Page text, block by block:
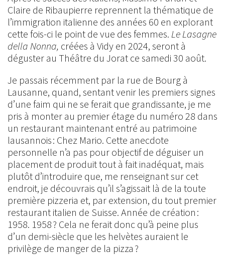
Claire de Ribaupierre reprennent la thématique de
l’immigration italienne des années 60 en explorant
cette fois-ci le point de vue des femmes. Le Lasagne
della Nonna, créées à Vidy en 2024, seront à
déguster au Théâtre du Jorat ce samedi 30 août.
Je passais récemment par la rue de Bourg à
Lausanne, quand, sentant venir les premiers signes
d’une faim qui ne se ferait que grandissante, je me
pris à monter au premier étage du numéro 28 dans
un restaurant maintenant entré au patrimoine
lausannois : Chez Mario. Cette anecdote
personnelle n’a pas pour objectif de déguiser un
placement de produit tout à fait inadéquat, mais
plutôt d’introduire que, me renseignant sur cet
endroit, je découvrais qu’il s’agissait là de la toute
première pizzeria et, par extension, du tout premier
restaurant italien de Suisse. Année de création :
1958. 1958 ? Cela ne ferait donc qu’à peine plus
d’un demi-siècle que les helvètes auraient le
privilège de manger de la pizza ?